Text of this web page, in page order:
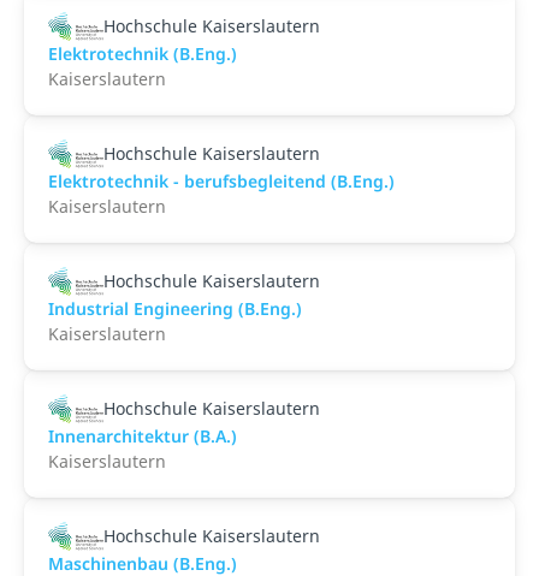
Hochschule Kaiserslautern
Elektrotechnik (B.Eng.)
Kaiserslautern
Hochschule Kaiserslautern
Elektrotechnik - berufsbegleitend (B.Eng.)
Kaiserslautern
Hochschule Kaiserslautern
Industrial Engineering (B.Eng.)
Kaiserslautern
Hochschule Kaiserslautern
Innenarchitektur (B.A.)
Kaiserslautern
Hochschule Kaiserslautern
Maschinenbau (B.Eng.)